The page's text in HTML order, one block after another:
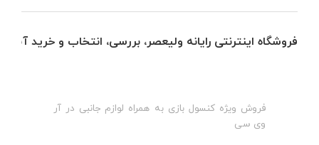
فروشگاه اینترنتی رایانه ولیعصر، بررسی، انتخاب و خرید
فروش ویژه کنسول بازی به همراه لوازم جانبی در آر
وی سی